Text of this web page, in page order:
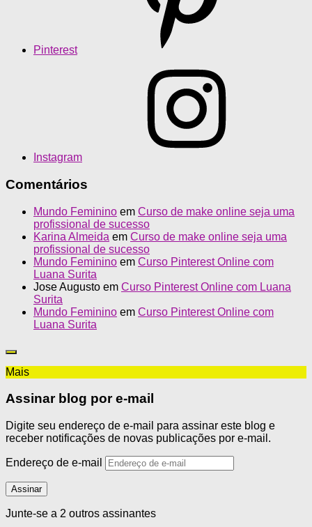
Pinterest
Instagram
Comentários
Mundo Feminino em Curso de make online seja uma
profissional de sucesso
Karina Almeida em Curso de make online seja uma
profissional de sucesso
Mundo Feminino em Curso Pinterest Online com
Luana Surita
Jose Augusto em Curso Pinterest Online com Luana
Surita
Mundo Feminino em Curso Pinterest Online com
Luana Surita
Mais
Assinar blog por e-mail
Digite seu endereço de e-mail para assinar este blog e
receber notificações de novas publicações por e-mail.
Endereço de e-mail
Assinar
Junte-se a 2 outros assinantes